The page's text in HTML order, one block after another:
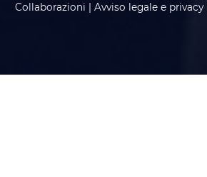
Collaborazioni
Avviso legale e privacy|